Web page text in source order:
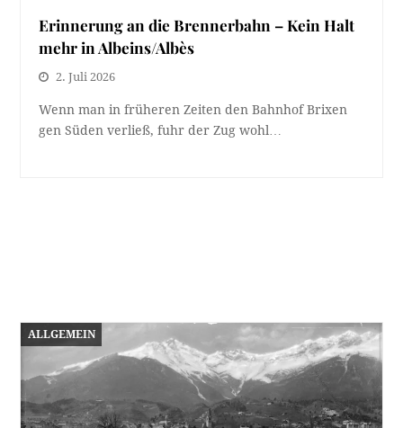
Erinnerung an die Brennerbahn – Kein Halt
mehr in Albeins/Albès
2. Juli 2026
Wenn man in früheren Zeiten den Bahnhof Brixen
gen Süden verließ, fuhr der Zug wohl…
ALLGEMEIN